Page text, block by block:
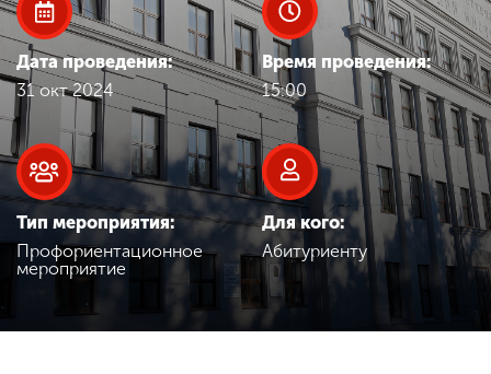
Обучение
Наука
Международная
деятельность
Другие виды
деятельности
Дата проведения:
31 окт 2024
Время проведения:
15:00
Тип мероприятия:
Профориентационное
мероприятие
Для кого:
Абитуриенту